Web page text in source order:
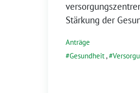
Stärkung der
Anträge
Gesundheit,